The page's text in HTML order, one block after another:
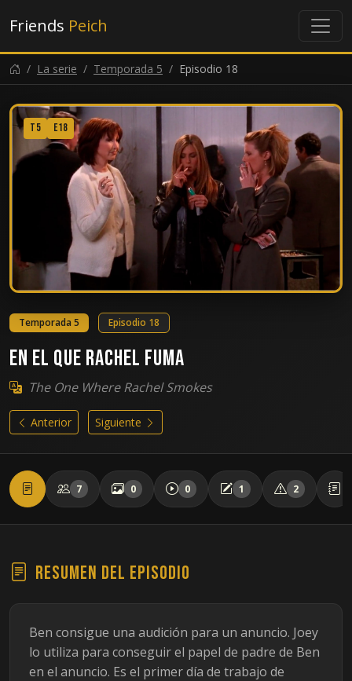
Friends Peich
La serie Temporada 5 Episodio 18
T5 E18
Temporada 5 Episodio 18
En el que Rachel fuma
The One Where Rachel Smokes
Anterior Siguiente
7 0 0 1 2
Resumen del episodio
Ben consigue una audición para un anuncio. Joey
lo utiliza para conseguir el papel de padre de Ben
en el anuncio. Es el primer día de trabajo de